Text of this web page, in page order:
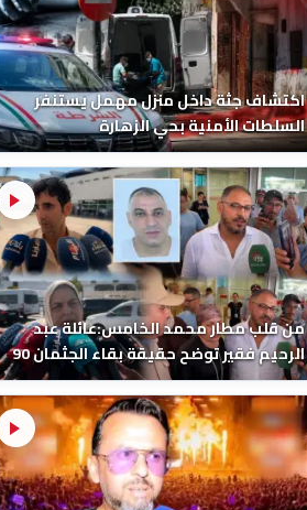
اكتشاف جثة داخل منزل مهمل يستنفر
السلطات الأمنية بحي الزهارة
من قلب مطار محمد الخامس:عائلة عبد
الرحيم فقير توضح حقيقة بقاء الجثمان 90
يوماً قبل إعادته إلى المغرب